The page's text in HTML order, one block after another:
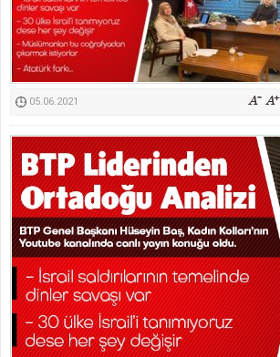
BÖLGEMİZ ÇUKUROVA’DA
İyi Parti Yüreğir İlçe Başkanı
05.06.2021